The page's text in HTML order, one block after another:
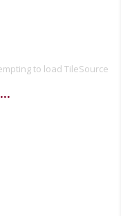
to load TileSource